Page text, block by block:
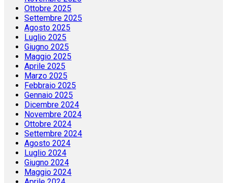
Ottobre 2025
Settembre 2025
Agosto 2025
Luglio 2025
Giugno 2025
Maggio 2025
Aprile 2025
Marzo 2025
Febbraio 2025
Gennaio 2025
Dicembre 2024
Novembre 2024
Ottobre 2024
Settembre 2024
Agosto 2024
Luglio 2024
Giugno 2024
Maggio 2024